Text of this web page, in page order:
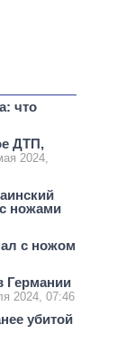
что
ДТП,
2024,
ножами
с ножом
Германии
2024, 07:46
убитой